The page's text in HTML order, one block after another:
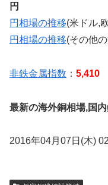
円
円相場の推移(米ドル,
円相場の推移(その他
非鉄金属指数 ： 5,410
最新の海外銅相場,国
2016年04月07日(木)